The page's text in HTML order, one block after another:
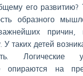
его развитию?
образного
причин,
таких детей
Логические
опираются на